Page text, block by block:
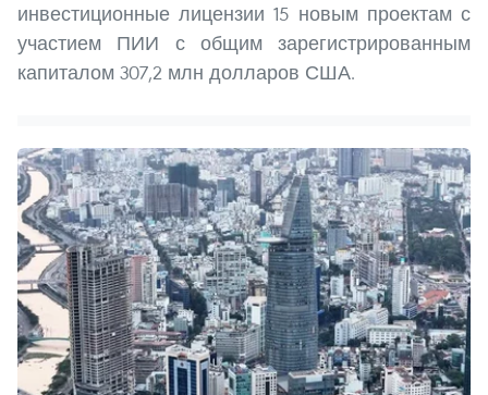
инвестиционные лицензии 15 новым проектам с
участием ПИИ с общим зарегистрированным
капиталом 307,2 млн долларов США.